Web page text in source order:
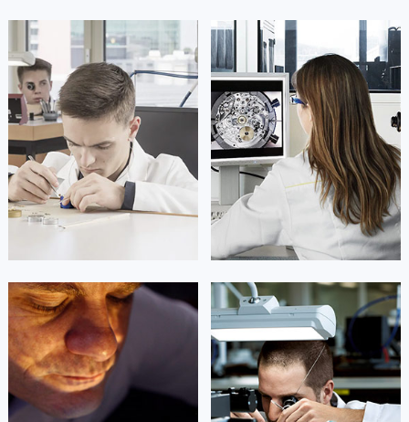
凯罗尔·切尔西
资深雷达技师
是重庆市江北区雷达售后服务中心
(雷达维修保养中心)
的高级技师之一
Chongqing Rado Maintain center
达芙妮·克劳迪娅
资深雷达技师
是重庆市万州区雷达售后服务中心
(雷达维修保养中心)
的高级技师之一
Chongqing Rado Maintain center